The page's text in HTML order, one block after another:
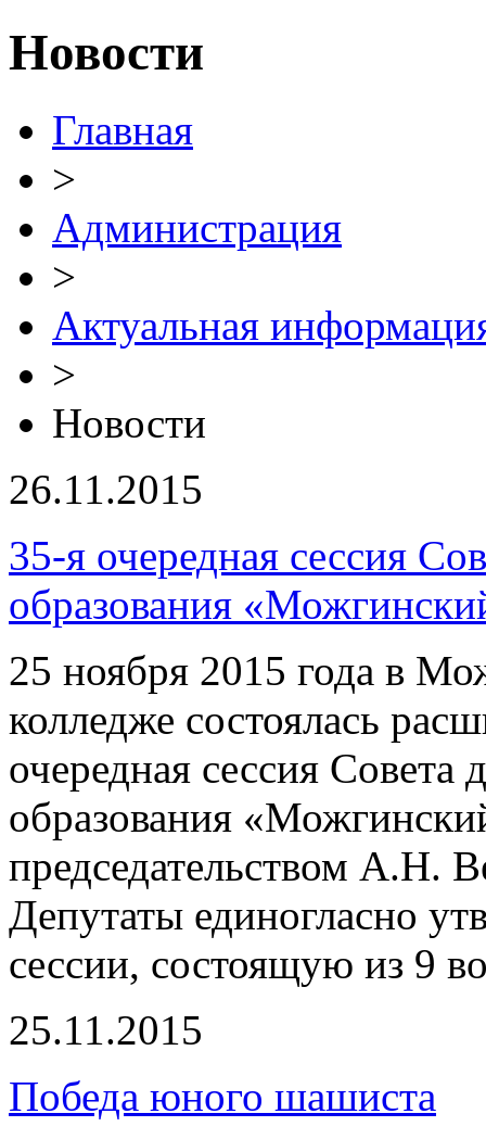
Новости
Главная
>
Администрация
>
Актуальная
>
Новости
26.11.2015
35-я очередная сессия
образования
25 ноября 2015 года в
колледже состоялась
очередная сессия Совета
образования
председательством А.Н.
Депутаты единогласно
сессии, состоящую из 9
25.11.2015
Победа юного шашиста